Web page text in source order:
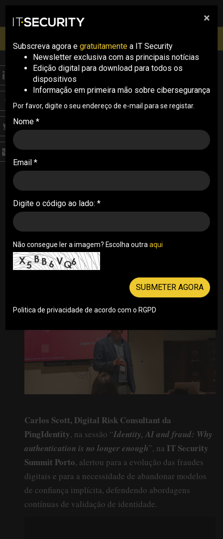
pesquisa
Inscrições abertas
ITS CONF
PingIdentity: “Na era da
IA, não podemos
confiar implicitamente
nos controlos de
segurança de ontem”
(com vídeo)
Carlos Scott, da PingIdentity, abriu as sessões
Porto com uma reflexão sobre o impacto da IA
na gestão de identidades e nos modelos de
autenticação utilizados pelas organizações
Carlos Scott, Digital Risk Consultant da
PingIdentity, na sessão “Identity, AI and fraud: Why
authentication is no longer enough”, na IT Security
Summit Porto, alertou para a evolução das fraudes
digitais e para a necessidade de abandonar modelos
de confiança implícita, defendendo abordagens
contínuas de validação de identidade.
×
Subscreva agora e gratuitamente a IT Security
Newsletter exclusiva com as principais notícias
Edição digital para download para todos os
dispositivos
Informação em primeira mão sobre cibersegurança
Por favor, digite o seu endereço de e-mail para se registar.
Nome *
Email *
Digite o código ao lado: *
Não consegue ler a imagem? Escolha outra aqui
SUBMETER AGORA
Politica de privacidade de acordo com o RGPD